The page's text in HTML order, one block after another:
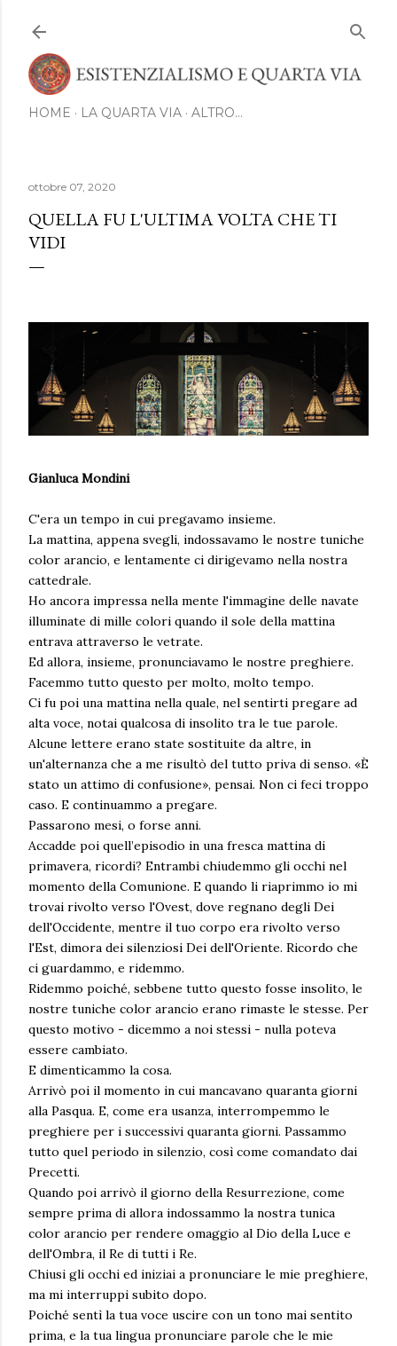
HOME LA QUARTA VIA ALTRO…
ottobre 07, 2020
QUELLA FU L'ULTIMA VOLTA CHE TI
VIDI
Gianluca Mondini
C'era un tempo in cui pregavamo insieme.
La mattina, appena svegli, indossavamo le nostre tuniche
color arancio, e lentamente ci dirigevamo nella nostra
cattedrale.
Ho ancora impressa nella mente l'immagine delle navate
illuminate di mille colori quando il sole della mattina
entrava attraverso le vetrate.
Ed allora, insieme, pronunciavamo le nostre preghiere.
Facemmo tutto questo per molto, molto tempo.
Ci fu poi una mattina nella quale, nel sentirti pregare ad
alta voce, notai qualcosa di insolito tra le tue parole.
Alcune lettere erano state sostituite da altre, in
un'alternanza che a me risultò del tutto priva di senso. «È
stato un attimo di confusione», pensai. Non ci feci troppo
caso. E continuammo a pregare.
Passarono mesi, o forse anni.
Accadde poi quell’episodio in una fresca mattina di
primavera, ricordi? Entrambi chiudemmo gli occhi nel
momento della Comunione. E quando li riaprimmo io mi
trovai rivolto verso l'Ovest, dove regnano degli Dei
dell'Occidente, mentre il tuo corpo era rivolto verso
l'Est, dimora dei silenziosi Dei dell'Oriente. Ricordo che
ci guardammo, e ridemmo.
Ridemmo poiché, sebbene tutto questo fosse insolito, le
nostre tuniche color arancio erano rimaste le stesse. Per
questo motivo - dicemmo a noi stessi - nulla poteva
essere cambiato.
E dimenticammo la cosa.
Arrivò poi il momento in cui mancavano quaranta giorni
alla Pasqua. E, come era usanza, interrompemmo le
preghiere per i successivi quaranta giorni. Passammo
tutto quel periodo in silenzio, così come comandato dai
Precetti.
Quando poi arrivò il giorno della Resurrezione, come
sempre prima di allora indossammo la nostra tunica
color arancio per rendere omaggio al Dio della Luce e
dell'Ombra, il Re di tutti i Re.
Chiusi gli occhi ed iniziai a pronunciare le mie preghiere,
ma mi interruppi subito dopo.
Poiché sentì la tua voce uscire con un tono mai sentito
prima, e la tua lingua pronunciare parole che le mie